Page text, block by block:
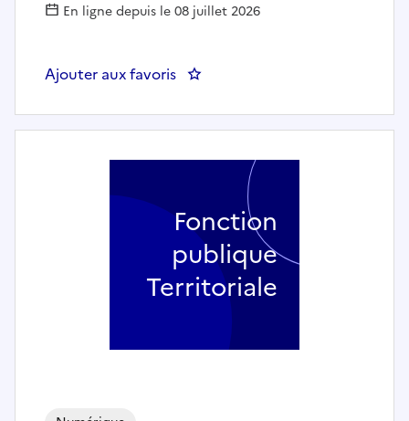
En ligne depuis le 08 juillet 2026
Ajouter aux favoris : Technicien(ne) informatique -
Fonction
publique
Territoriale